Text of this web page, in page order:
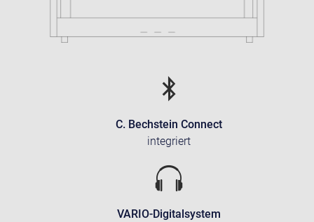
C. Bechstein Connect
integriert
VARIO-Digitalsystem